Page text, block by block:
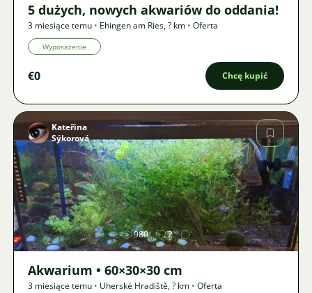
5 dużych, nowych akwariów do oddania!
3 miesiące temu • Ehingen am Ries,? km • Oferta
Wyposażenie
€0 Chcę kupić
Zdjęcie
Kateřina
Sýkorová
980 2
Akwarium • 60×30×30 cm
3 miesiące temu • Uherské Hradiště,? km • Oferta